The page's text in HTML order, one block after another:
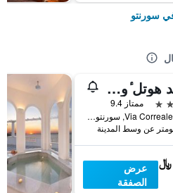
سورنتو
غراند هوتل ٔوروبا بالاس
ممتاز 9.4
34/36 Via Correale, سورنتو, مقاطعة نابولي, إيطاليا
عرض
الصفقة